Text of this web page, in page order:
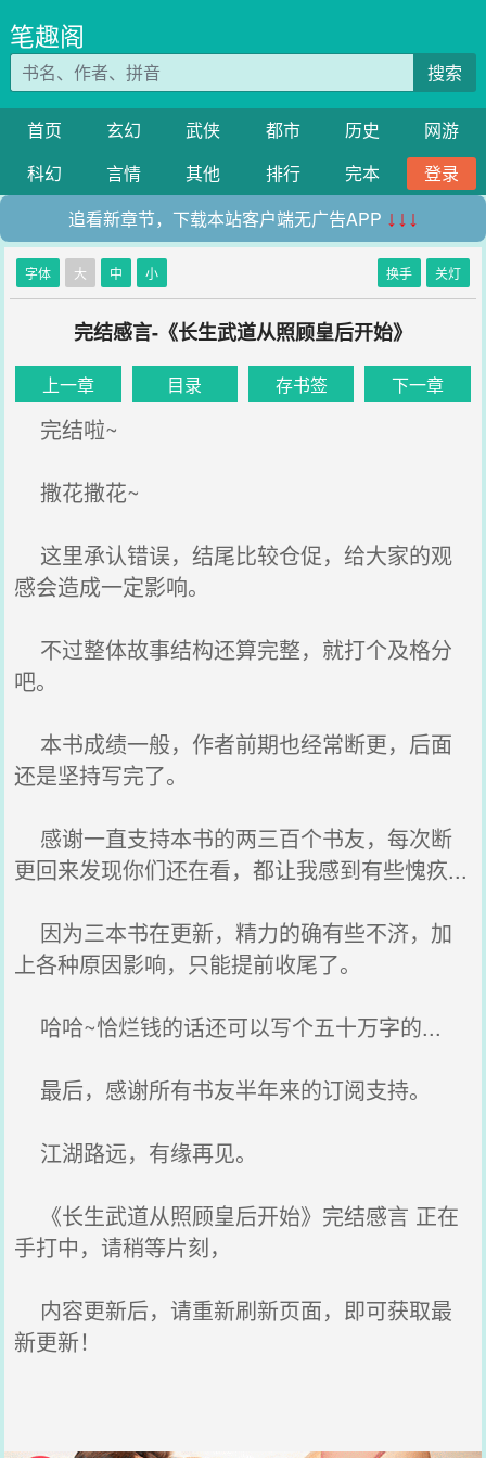
笔趣阁
搜索
首页 玄幻 武侠 都市 历史
网游
科幻
言情 其他 排行 完本
登录
追看新章节，下载本站客户端无广告APP ↓↓↓
字体 大 中 小 换手 关灯
完结感言-《长生武道从照顾皇后开始》
上一章 目录 存书签 下一章
完结啦~
撒花撒花~
这里承认错误，结尾比较仓促，给大家的观
感会造成一定影响。
不过整体故事结构还算完整，就打个及格分
吧。
本书成绩一般，作者前期也经常断更，后面
还是坚持写完了。
感谢一直支持本书的两三百个书友，每次断
更回来发现你们还在看，都让我感到有些愧疚...
因为三本书在更新，精力的确有些不济，加
上各种原因影响，只能提前收尾了。
哈哈~恰烂钱的话还可以写个五十万字的...
最后，感谢所有书友半年来的订阅支持。
江湖路远，有缘再见。
《长生武道从照顾皇后开始》完结感言 正在
手打中，请稍等片刻，
内容更新后，请重新刷新页面，即可获取最
新更新！